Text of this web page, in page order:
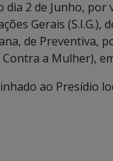
dia 2 de Junho, por
Gerais
de Preventiva,
a Mulher),
ao Presídio